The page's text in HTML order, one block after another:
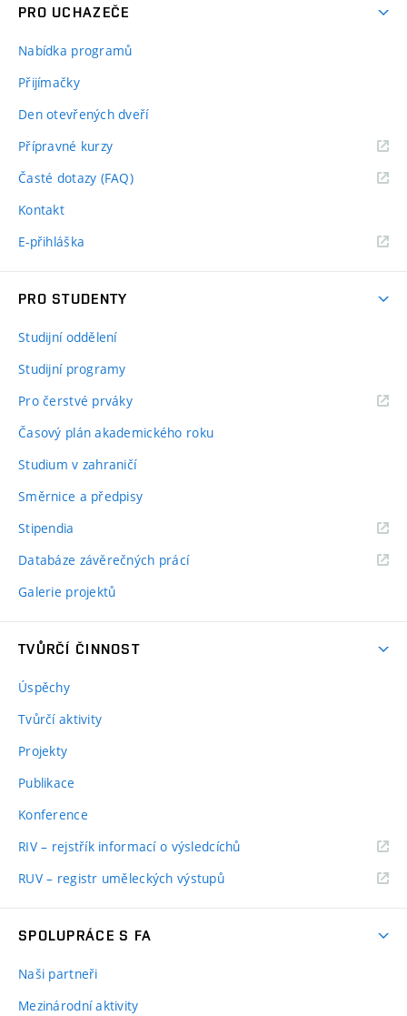
PRO UCHAZEČE
Nabídka programů
Přijímačky
Den otevřených dveří
Přípravné kurzy
Časté dotazy (FAQ)
Kontakt
E-přihláška
PRO STUDENTY
Studijní oddělení
Studijní programy
Pro čerstvé prváky
Časový plán akademického roku
Studium v zahraničí
Směrnice a předpisy
Stipendia
Databáze závěrečných prácí
Galerie projektů
TVŮRČÍ ČINNOST
Úspěchy
Tvůrčí aktivity
Projekty
Publikace
Konference
RIV – rejstřík informací o výsledcíchů
RUV – registr uměleckých výstupů
SPOLUPRÁCE S FA
Naši partneři
Mezinárodní aktivity